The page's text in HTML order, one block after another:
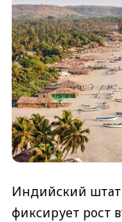
Индийский штат
фиксирует рост